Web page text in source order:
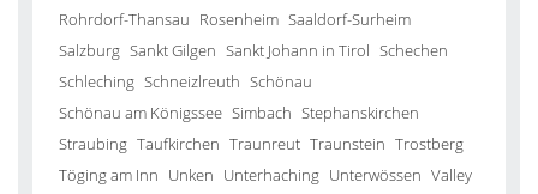
Rohrdorf-Thansau Rosenheim Saaldorf-Surheim
Salzburg Sankt Gilgen Sankt Johann in Tirol Schechen
Schleching Schneizlreuth Schönau
Schönau am Königssee Simbach Stephanskirchen
Straubing Taufkirchen Traunreut Traunstein Trostberg
Töging am Inn Unken Unterhaching Unterwössen Valley